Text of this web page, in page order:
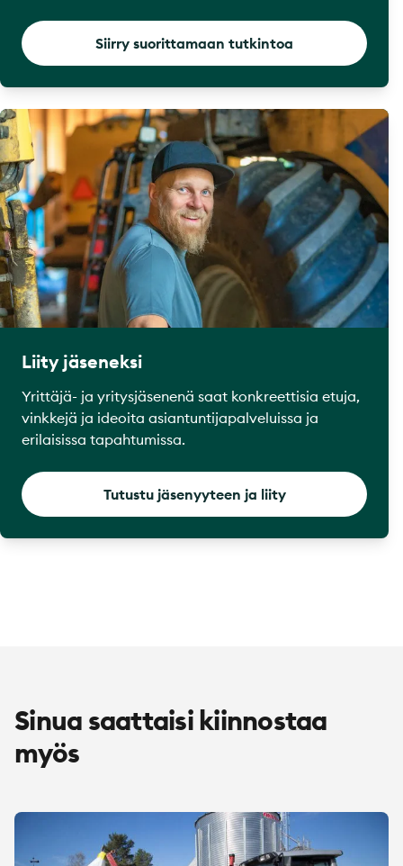
Siirry suorittamaan tutkintoa
Liity jäseneksi
Yrittäjä- ja yritysjäsenenä saat konkreettisia etuja,
vinkkejä ja ideoita asiantuntijapalveluissa ja
erilaisissa tapahtumissa.
Tutustu jäsenyyteen ja liity
Sinua saattaisi kiinnostaa
myös